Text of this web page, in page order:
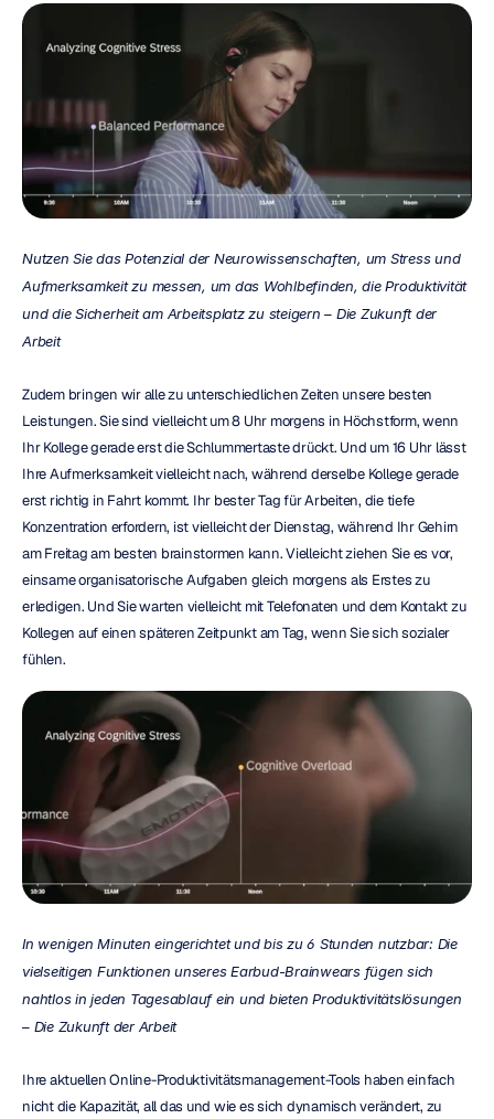
Nutzen Sie das Potenzial der Neurowissenschaften, um Stress und
Aufmerksamkeit zu messen, um das Wohlbefinden, die Produktivität
und die Sicherheit am Arbeitsplatz zu steigern – Die Zukunft der
Arbeit
Zudem bringen wir alle zu unterschiedlichen Zeiten unsere besten
Leistungen. Sie sind vielleicht um 8 Uhr morgens in Höchstform, wenn
Ihr Kollege gerade erst die Schlummertaste drückt. Und um 16 Uhr lässt
Ihre Aufmerksamkeit vielleicht nach, während derselbe Kollege gerade
erst richtig in Fahrt kommt. Ihr bester Tag für Arbeiten, die tiefe
Konzentration erfordern, ist vielleicht der Dienstag, während Ihr Gehirn
am Freitag am besten brainstormen kann. Vielleicht ziehen Sie es vor,
einsame organisatorische Aufgaben gleich morgens als Erstes zu
erledigen. Und Sie warten vielleicht mit Telefonaten und dem Kontakt zu
Kollegen auf einen späteren Zeitpunkt am Tag, wenn Sie sich sozialer
fühlen.
In wenigen Minuten eingerichtet und bis zu 6 Stunden nutzbar: Die
vielseitigen Funktionen unseres Earbud-Brainwears fügen sich
nahtlos in jeden Tagesablauf ein und bieten Produktivitätslösungen
– Die Zukunft der Arbeit
Ihre aktuellen Online-Produktivitätsmanagement-Tools haben einfach
nicht die Kapazität, all das und wie es sich dynamisch verändert, zu